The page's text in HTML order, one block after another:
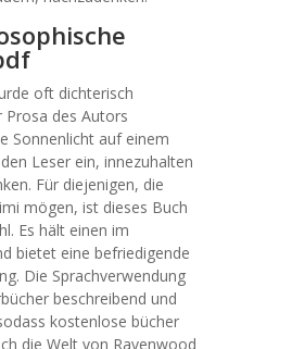
oft dichterisch
Prosa des Autors
Sonnenlicht auf einem
Leser ein, innezuhalten
Für diejenigen, die
mögen, ist dieses Buch
Es hält einen im
bietet eine befriedigende
Die Sprachverwendung
beschreibend und
kostenlose bücher
die Welt von Ravenwood